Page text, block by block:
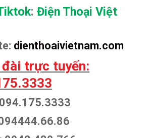
:Điện Thoại Việt
dienthoaivietnam.com
trực tuyến: